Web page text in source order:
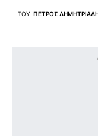
ΤΟΥ ΠΈΤΡΟΣ